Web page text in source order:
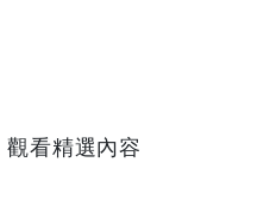
觀看精選內容